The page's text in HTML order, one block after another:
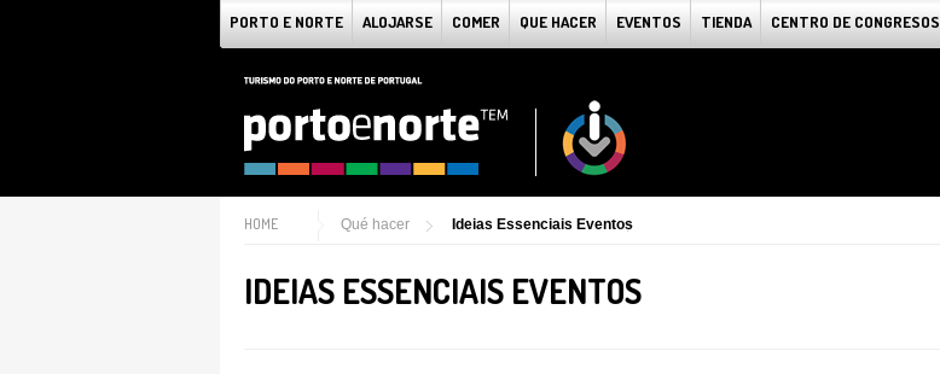
PORTO E NORTE ALOJARSE COMER QUE HACER EVENTOS TIENDA CENTRO DE CONGRESOS
HOME Qué hacer Ideias Essenciais Eventos
IDEIAS ESSENCIAIS EVENTOS